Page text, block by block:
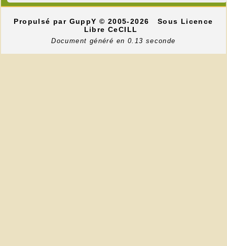
Propulsé par GuppY© 2005-2026
Sous Licence
Libre CeCILL
Document généré en 0.13 seconde